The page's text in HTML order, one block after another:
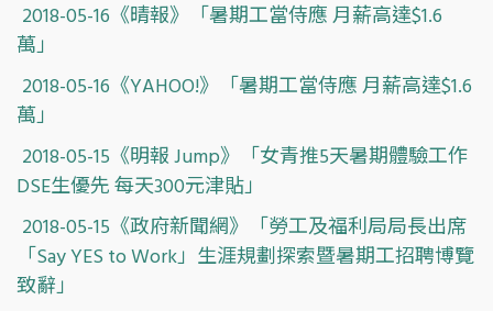
2018-05-16《晴報》「暑期工當侍應 月薪高達$1.6
萬」
2018-05-16《YAHOO!》「暑期工當侍應 月薪高達$1.6
萬」
2018-05-15《明報 Jump》「女青推5天暑期體驗工作
DSE生優先 每天300元津貼」
2018-05-15《政府新聞網》「勞工及福利局局長出席
「Say YES to Work」生涯規劃探索暨暑期工招聘博覽
致辭」